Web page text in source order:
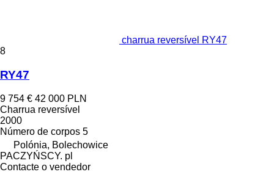
charrua reversível RY47
8
RY47
9 754 € 42 000 PLN
Charrua reversível
2000
Número de corpos 5
Polónia, Bolechowice
PACZYŃSCY. pl
Contacte o vendedor